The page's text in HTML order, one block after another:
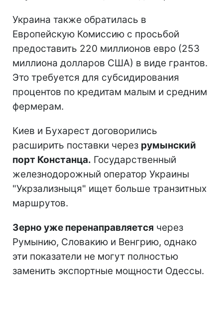
Украина также обратилась в
Европейскую Комиссию с просьбой
предоставить 220 миллионов евро (253
миллиона долларов США) в виде грантов.
Это требуется для субсидирования
процентов по кредитам малым и средним
фермерам.
Киев и Бухарест договорились
расширить поставки через румынский
порт Констанца. Государственный
железнодорожный оператор Украины
"Укрзализныця" ищет больше транзитных
маршрутов.
Зерно уже перенаправляется через
Румынию, Словакию и Венгрию, однако
эти показатели не могут полностью
заменить экспортные мощности Одессы.